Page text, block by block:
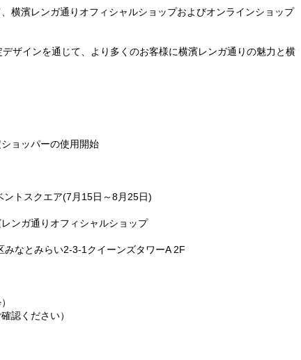
横濱レンガ通りオフィシャルショップおよびオンラインショップ
ザインを通じて、より多くのお客様に横濱レンガ通りの魅力と横
ョッパーの使用開始
トスクエア(7月15日～8月25日)
ンガ通りオフィシャルショップ
なとみらい2-3-1クイーンズタワーA 2F
認ください）